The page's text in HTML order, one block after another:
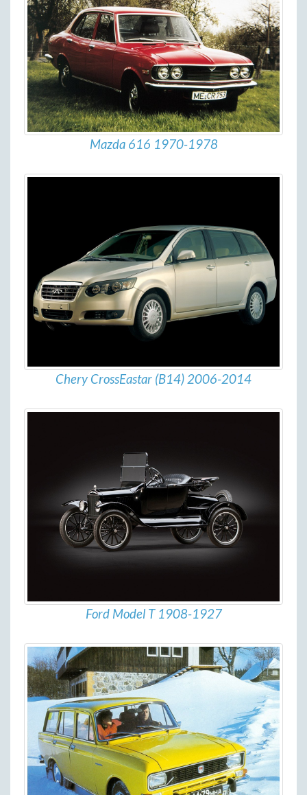
Mazda 616 1970-1978
Chery CrossEastar (B14) 2006-2014
Ford Model T 1908-1927